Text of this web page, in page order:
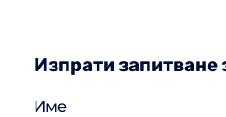
Изпрати запитване
Име